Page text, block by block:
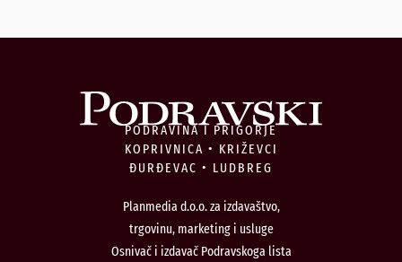
PODRAVINA I PRIGORJE
KOPRIVNICA • KRIŽEVCI
ĐURĐEVAC • LUDBREG
Planmedia d.o.o. za izdavaštvo,
trgovinu, marketing i usluge
Osnivač i izdavač Podravskoga lista